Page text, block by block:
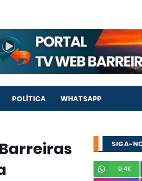
POLÍTICA WHATSAPP
SIGA-
9,4K